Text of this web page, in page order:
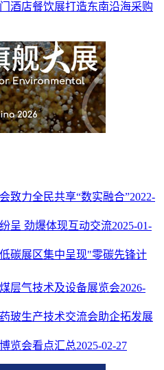
酒店餐饮展打造东南沿海采购
致力全民共享“数实融合”2022-
呈 劲爆体现互动交流2025-01-
碳展区集中呈现"零碳先锋计
层气技术及设备展览会2026-
玻生产技术交流会助企拓发展
览会看点汇总2025-02-27